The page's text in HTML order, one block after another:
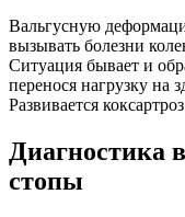
Вальгусную
вызывать болезни
Ситуация бывает и
перенося нагрузку на
Развивается
Диагностика
стопы